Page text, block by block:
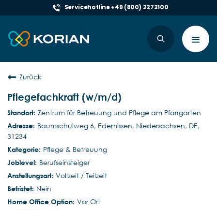
Servicehotline +49 (800) 2272100
Zurück
Pflegefachkraft (w/m/d)
Zentrum für Betreuung und Pflege am Pfarrgarten
Baumschulweg 6, Edemissen, Niedersachsen, DE,
31234
Pflege & Betreuung
Berufseinsteiger
Vollzeit / Teilzeit
Nein
Vor Ort